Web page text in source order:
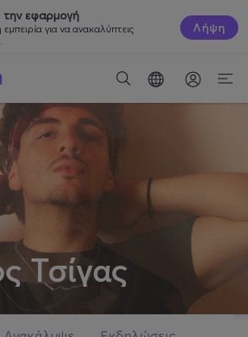
την εφαρμογή
για να ανακαλύπτεις
Λήψη
Τσίγας